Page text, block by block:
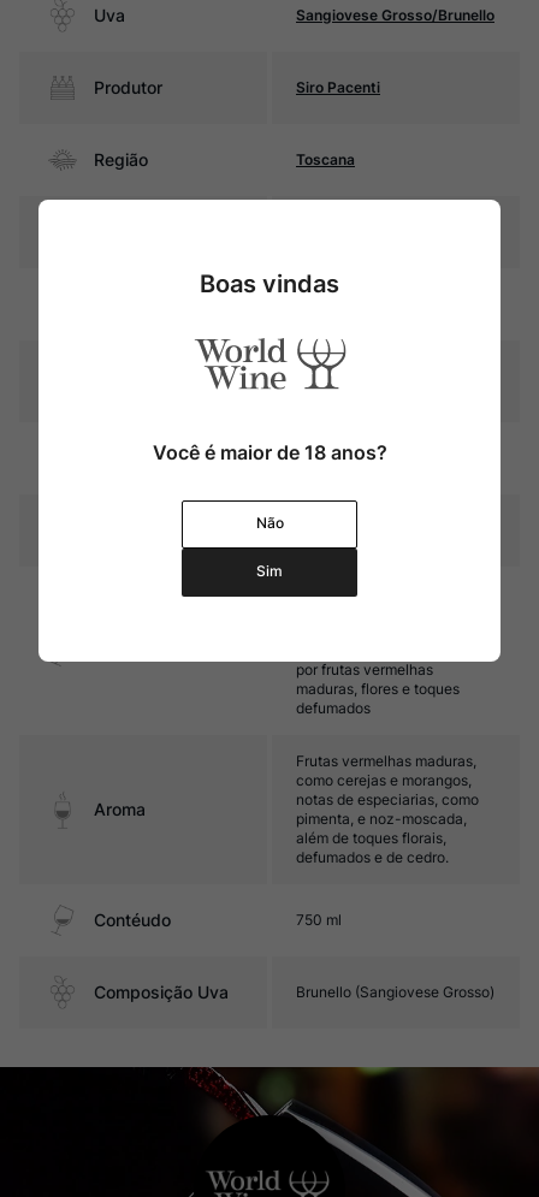
Uva Sangiovese Grosso/Brunello
Produtor Siro Pacenti
Região Toscana
Rubi intenso com reflexos
Graduação Alcóoli
15,0%
Amadurecimento
24 meses em barricas de
Encorpado, com taninos finos
por frutas vermelhas
maduras, flores e toques
defumados
Aroma
Frutas vermelhas maduras,
como cerejas e morangos,
notas de especiarias, como
pimenta, e noz-moscada,
além de toques florais,
defumados e de cedro.
Contéudo 750 ml
Composição Uva Brunello (Sangiovese Grosso)
Boas vindas
Você é maior de 18 anos?
Não
Sim